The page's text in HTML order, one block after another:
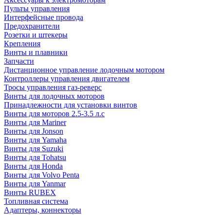
Пульты управления
Интерфейсные провода
Предохранители
Розетки и штекеры
Крепления
Винты и плавники
Запчасти
Дистанционное управление лодочным мотором
Контроллеры управления двигателем
Тросы управления газ-реверс
Винты для лодочных моторов
Принадлежности для установки винтов
Винты для моторов 2.5-3.5 л.с
Винты для Mariner
Винты для Jonson
Винты для Yamaha
Винты для Suzuki
Винты для Tohatsu
Винты для Honda
Винты для Volvo Penta
Винты для Yanmar
Винты RUBEX
Топливная система
Адаптеры, коннекторы